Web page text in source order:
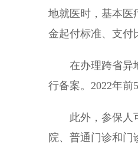
地就医时，基本医
金起付标准、支付
在办理跨省异地
行备案。2022年
此外，参保人可
院、普通门诊和